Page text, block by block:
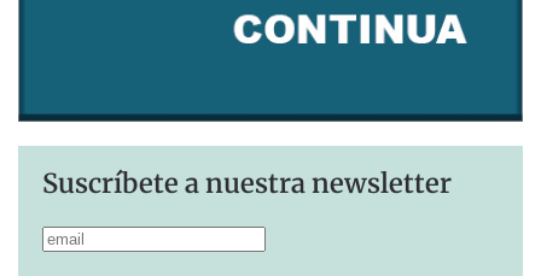
Suscríbete a nuestra newsletter